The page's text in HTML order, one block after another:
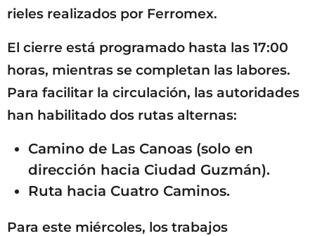
rieles realizados por Ferromex.
El cierre está programado hasta las 17:00
horas, mientras se completan las labores.
Para facilitar la circulación, las autoridades
han habilitado dos rutas alternas:
Camino de Las Canoas (solo en
dirección hacia Ciudad Guzmán).
Ruta hacia Cuatro Caminos.
Para este miércoles, los trabajos